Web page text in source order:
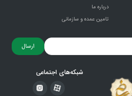
درباره ما
تامین عمده و سازمانی
ارسال
شبکه‌های اجتماعی